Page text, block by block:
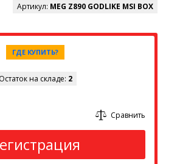
Артикул: MEG Z890 GODLIKE MSI BOX
ГДЕ КУПИТЬ?
Остаток на складе: 2
Сравнить